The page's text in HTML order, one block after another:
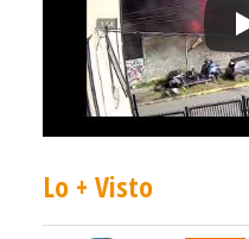
Lo + Visto